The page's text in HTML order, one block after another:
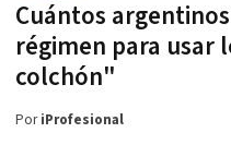
Cuántos
régimen para usar
colchón"
PoriProfesional